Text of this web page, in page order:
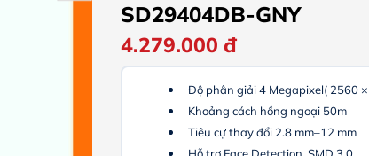
SD29404DB-GNY
4.279.000đ
Độ phân giải 4 Megapixel( 2560
Khoảng cách hồng ngoại 50m
Tiêu cự thay đổi 2.8 mm–12 mm